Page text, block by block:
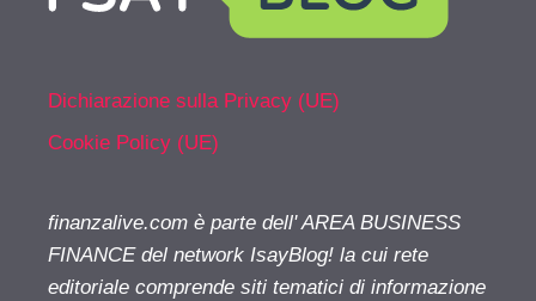
Dichiarazione sulla Privacy (UE)
Cookie Policy (UE)
finanzalive.com è parte dell' AREA BUSINESS
FINANCE del network IsayBlog! la cui rete
editoriale comprende siti tematici di informazione